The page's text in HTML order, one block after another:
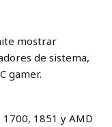
mostrar
de sistema,
gamer.
1851 y AMD